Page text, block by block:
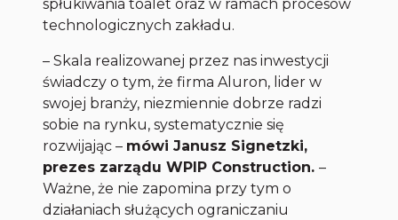
spłukiwania toalet oraz w ramach procesów
technologicznych zakładu.
– Skala realizowanej przez nas inwestycji
świadczy o tym, że firma Aluron, lider w
swojej branży, niezmiennie dobrze radzi
sobie na rynku, systematycznie się
rozwijając – mówi Janusz Signetzki,
prezes zarządu WPIP Construction.–
Ważne, że nie zapomina przy tym o
działaniach służących ograniczaniu